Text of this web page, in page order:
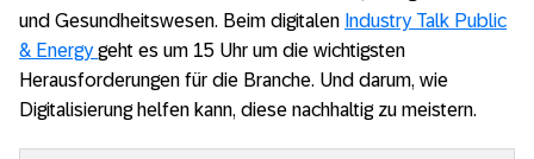
und Gesundheitswesen. Beim digitalen Industry Talk Public
& Energygeht es um 15 Uhr um die wichtigsten
Herausforderungen für die Branche. Und darum, wie
Digitalisierung helfen kann, diese nachhaltig zu meistern.